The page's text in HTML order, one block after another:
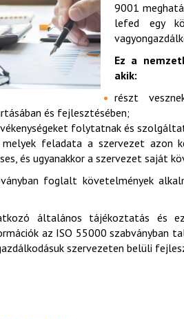
9001
lefed egy
Ez a
akik:
részt
és fejlesztésében;
folytatnak és
feladata a szervezet azon
és ugyanakkor a szervezet saját
foglalt követelmények
általános tájékoztatás és
az ISO 55000 szabványban
szervezeten belüli